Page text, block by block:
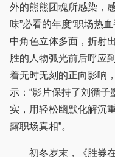
外的熊熊团魂所感染，
味”必看的年度“职场热
中角色立体多面，折射
胜的人物弧光前后呼应
着无时无刻的正向影响
示：“影片保持了刘循
实，用轻松幽默化解沉
露职场真相”。
初冬岁末，《胜券在